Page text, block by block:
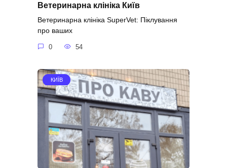
Ветеринарна клініка Київ
Ветеринарна клініка SuperVet: Піклування
про ваших
0 54
КИЇВ